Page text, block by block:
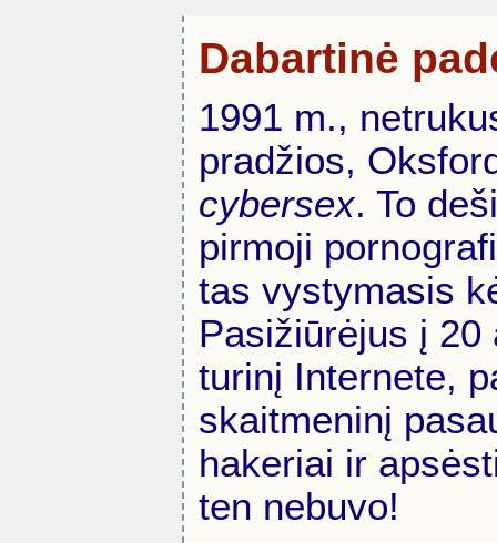
Dabartinė
1991 m.,
pradžios,
cybersex. To
pirmoji
tas vystymasis
Pasižiūrėjus į 20
turinį Internete,
skaitmeninį
hakeriai ir
ten nebuvo!